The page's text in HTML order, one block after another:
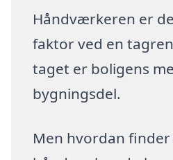
Håndværkeren er
faktor ved en
taget er boligens
bygningsdel.
Men hvordan finder